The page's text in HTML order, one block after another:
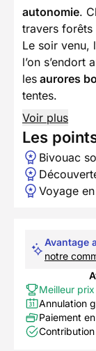
autonomie.
travers forêts
Le soir venu,
l’on
les aurores
tentes.
Voir plus
Les
Bivouac
Voyage
Avantage
notre
Meilleur
Annulation
Paiement